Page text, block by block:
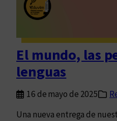
El mundo, las
lenguas
16 de mayo de 2025
Una nueva entrega de